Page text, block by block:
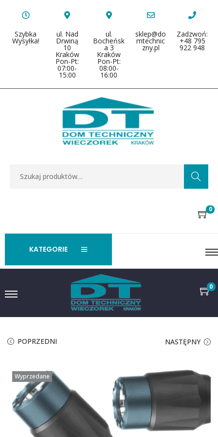
Szybka
Wysyłka!
ul. Nad
Drwiną
10
Kraków
Pon-Pt:
07:00-
15:00
ul.
Bocheńsk
a 3
Kraków
Pon-Pt:
08:00-
16:00
sklep@do
mtechnic
zny.pl
Zadzwoń:
+48 795
922 948
Search
0
KATEGORIE
0
POPRZEDNI NASTĘPNY
Wyprzedane